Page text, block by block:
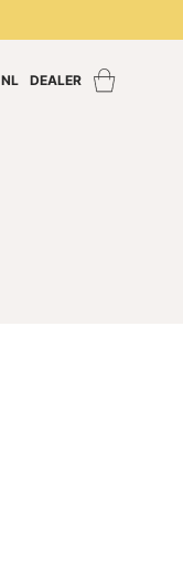
NL DEALER